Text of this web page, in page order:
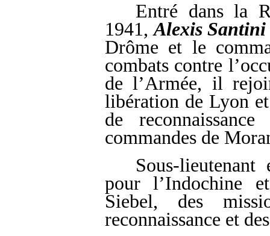
Entré dans la
1941,Alexis Santini
Drôme et le
combats contre
de l’Armée, il
libération de Lyon
de
commandes de
Sous-
pour l’Indochine
Siebel, des
reconnaissance et